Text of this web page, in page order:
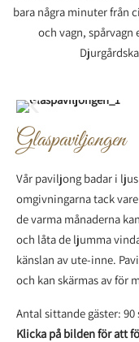
bara några minuter från
och vagn, spårvagn
Glaspaviljongen
Vår paviljong badar i
omgivningarna tack
de varma månaderna
och låta de ljumma
känslan av ute-inne.
och kan skärmas av för
Antal sittande gäster: 90
Klicka på bilden för att